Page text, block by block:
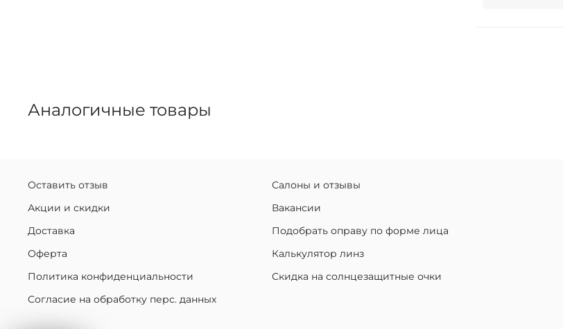
Аналогичные товары
Оставить отзыв
Акции и скидки
Доставка
Оферта
Политика конфиденциальности
Согласие на обработку перс. данных
Салоны и отзывы
Вакансии
Подобрать оправу по форме лица
Калькулятор линз
Скидка на солнцезащитные очки